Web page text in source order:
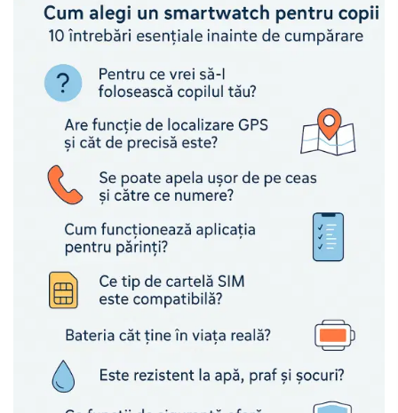
Scaune masa
Igiena si ingrijire bebelusi
Accesorii bebelusi / nou-nascuti
Perne si saltele bebelusi
Diversificare bebelusi
Baia bebelusului
Maternitate
Jucarii copii si jocuri educative
Jucarii dentitie
Jocuri educative
Jucarii bebelusi
Covorase ortopedice senzoriale
Cuburi magnetice JollyHeap®
Rechizite scolare